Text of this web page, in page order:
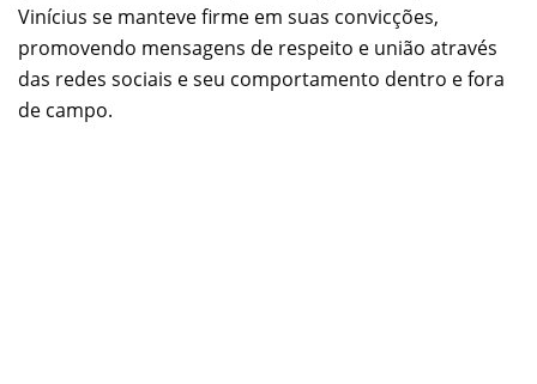
Vinícius se manteve firme em suas convicções,
promovendo mensagens de respeito e união através
das redes sociais e seu comportamento dentro e fora
de campo.